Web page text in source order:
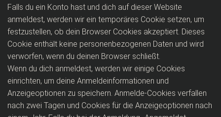
Falls du ein Konto hast und dich auf dieser Website
anmeldest, werden wir ein temporäres Cookie setzen, um
festzustellen, ob dein Browser Cookies akzeptiert. Dieses
Cookie enthält keine personenbezogenen Daten und wird
verworfen, wenn du deinen Browser schließt.
Wenn du dich anmeldest, werden wir einige Cookies
einrichten, um deine Anmeldeinformationen und
Anzeigeoptionen zu speichern. Anmelde-Cookies verfallen
nach zwei Tagen und Cookies für die Anzeigeoptionen nach